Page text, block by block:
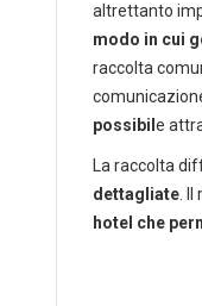
Puoi
altrettanto
modo in cui
raccolta
possibil e
La raccolta
dettagliate. Il
hotel che